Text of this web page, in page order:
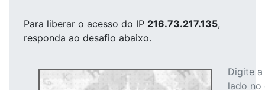
Para liberar o acesso do IP 216.73.217.135,
responda ao desafio abaixo.
Digite
lado no